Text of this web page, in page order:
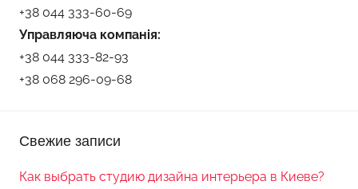
+38 044 333-60-69
Управляюча компанія:
+38 044 333-82-93
+38 068 296-09-68
Свежие записи
Как выбрать студию дизайна интерьера в Киеве?